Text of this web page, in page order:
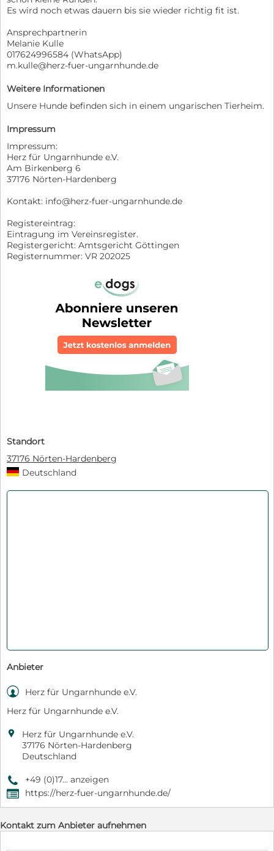
Es wird noch etwas dauern bis sie wieder richtig fit ist.
Ansprechpartnerin
Melanie Kulle
017624996584 (WhatsApp)
m.kulle@herz-fuer-ungarnhunde.de
Weitere Informationen
Unsere Hunde befinden sich in einem ungarischen Tierheim.
Impressum
Impressum:
Herz für Ungarnhunde e.V.
Am Birkenberg 6
37176 Nörten-Hardenberg
Kontakt: info@herz-fuer-ungarnhunde.de
Registereintrag:
Eintragung im Vereinsregister.
Registergericht: Amtsgericht Göttingen
Registernummer: VR 202025
Standort
37176 Nörten-Hardenberg
Deutschland
Anbieter

Herz für Ungarnhunde e.V.
Herz für Ungarnhunde e.V.

Herz für Ungarnhunde e.V.
37176 Nörten-Hardenberg
Deutschland
9 +49 (0)17... anzeigen
, https://herz-fuer-ungarnhunde.de/
Kontakt zum Anbieter aufnehmen